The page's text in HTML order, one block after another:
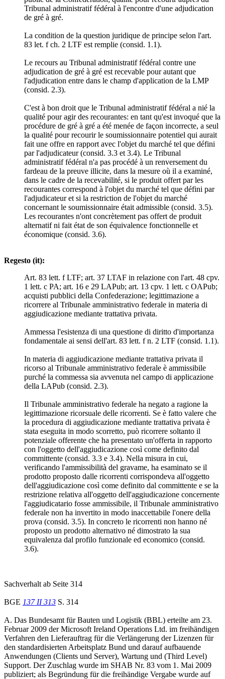
Tribunal administratif fédéral à l'encontre d'une adjudication
de gré à gré.
La condition de la question juridique de principe selon l'art.
83 let. f ch. 2 LTF est remplie (consid. 1.1).
Le recours au Tribunal administratif fédéral contre une
adjudication de gré à gré est recevable pour autant que
l'adjudication entre dans le champ d'application de la LMP
(consid. 2.3).
C'est à bon droit que le Tribunal administratif fédéral a nié la
qualité pour agir des recourantes: en tant qu'est invoqué que la
procédure de gré à gré a été menée de façon incorrecte, a seul
la qualité pour recourir le soumissionnaire potentiel qui aurait
fait une offre en rapport avec l'objet du marché tel que défini
par l'adjudicateur (consid. 3.3 et 3.4). Le Tribunal
administratif fédéral n'a pas procédé à un renversement du
fardeau de la preuve illicite, dans la mesure où il a examiné,
dans le cadre de la recevabilité, si le produit offert par les
recourantes correspond à l'objet du marché tel que défini par
l'adjudicateur et si la restriction de l'objet du marché
concernant le soumissionnaire était admissible (consid. 3.5).
Les recourantes n'ont concrètement pas offert de produit
alternatif ni fait état de son équivalence fonctionnelle et
économique (consid. 3.6).
Regesto (it):
Art. 83 lett. f LTF; art. 37 LTAF in relazione con l'art. 48 cpv.
1 lett. c PA; art. 16 e 29 LAPub; art. 13 cpv. 1 lett. c OAPub;
acquisti pubblici della Confederazione; legittimazione a
ricorrere al Tribunale amministrativo federale in materia di
aggiudicazione mediante trattativa privata.
Ammessa l'esistenza di una questione di diritto d'importanza
fondamentale ai sensi dell'art. 83 lett. f n. 2 LTF (consid. 1.1).
In materia di aggiudicazione mediante trattativa privata il
ricorso al Tribunale amministrativo federale è ammissibile
purché la commessa sia avvenuta nel campo di applicazione
della LAPub (consid. 2.3).
Il Tribunale amministrativo federale ha negato a ragione la
legittimazione ricorsuale delle ricorrenti. Se è fatto valere che
la procedura di aggiudicazione mediante trattativa privata è
stata eseguita in modo scorretto, può ricorrere soltanto il
potenziale offerente che ha presentato un'offerta in rapporto
con l'oggetto dell'aggiudicazione così come definito dal
committente (consid. 3.3 e 3.4). Nella misura in cui,
verificando l'ammissibilità del gravame, ha esaminato se il
prodotto proposto dalle ricorrenti corrispondeva all'oggetto
dell'aggiudicazione così come definito dal committente e se la
restrizione relativa all'oggetto dell'aggiudicazione concernente
l'aggiudicatario fosse ammissibile, il Tribunale amministrativo
federale non ha invertito in modo inaccettabile l'onere della
prova (consid. 3.5). In concreto le ricorrenti non hanno né
proposto un prodotto alternativo né dimostrato la sua
equivalenza dal profilo funzionale ed economico (consid.
3.6).
Sachverhalt ab Seite 314
BGE 137 II 313 S. 314
A. Das Bundesamt für Bauten und Logistik (BBL) erteilte am 23.
Februar 2009 der Microsoft Ireland Operations Ltd. im freihändigen
Verfahren den Lieferauftrag für die Verlängerung der Lizenzen für
den standardisierten Arbeitsplatz Bund und darauf aufbauende
Anwendungen (Clients und Server), Wartung und (Third Level)
Support. Der Zuschlag wurde im SHAB Nr. 83 vom 1. Mai 2009
publiziert; als Begründung für die freihändige Vergabe wurde auf